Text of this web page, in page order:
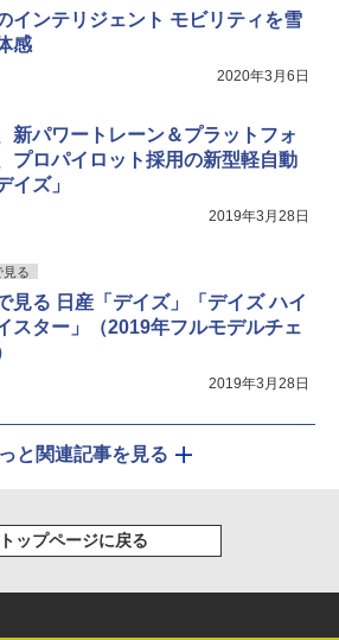
インテリジェント モビリティを雪
感
2020年3月6日
新パワートレーン＆プラットフォ
プロパイロット採用の新型軽自動
イズ」
2019年3月28日
見る
見る 日産「デイズ」「デイズ ハイ
スター」（2019年フルモデルチェ
2019年3月28日
と関連記事を見る
トップページに戻る